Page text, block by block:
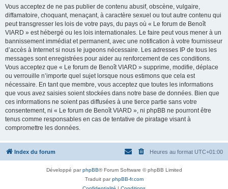
Vous acceptez de ne pas publier de contenu abusif, obscène, vulgaire,
diffamatoire, choquant, menaçant, à caractère sexuel ou tout autre contenu qui
peut transgresser les lois de votre pays, du pays où « Le forum de Benoît
VIARD » est hébergé ou les lois internationales. Le faire peut vous mener à un
bannissement immédiat et permanent, avec une notification à votre fournisseur
d’accès à Internet si nous le jugeons nécessaire. Les adresses IP de tous les
messages sont enregistrées pour aider au renforcement de ces conditions.
Vous acceptez que « Le forum de Benoît VIARD » supprime, modifie, déplace
ou verrouille n’importe quel sujet lorsque nous estimons que cela est
nécessaire. En tant que membre, vous acceptez que toutes les informations
que vous avez saisies soient stockées dans notre base de données. Bien que
ces informations ne soient pas diffusées à une tierce partie sans votre
consentement, ni « Le forum de Benoît VIARD », ni phpBB ne pourront être
tenus comme responsables en cas de tentative de piratage visant à
compromettre les données.
Index du forum Heures au format UTC+01:00
Développé parphpBB® Forum Software © phpBB Limited
Traduit parphpBB-fr.com